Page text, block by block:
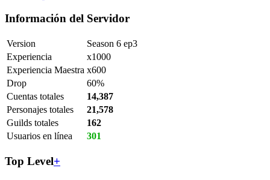
Información del Servidor
Version
Season 6 ep3
Experiencia
x1000
Experiencia Maestra x600
Drop
60%
Cuentas totales
14,387
Personajes totales
21,578
Guilds totales
162
Usuarios en línea
301
Top Level+